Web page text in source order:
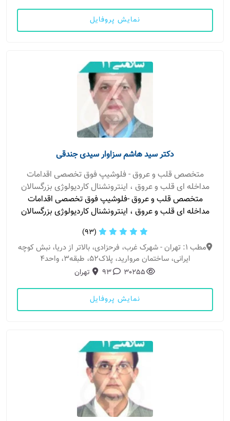
نمایش پروفایل
دکتر سید هاشم سزاوار سیدی جندقی
متخصص قلب و عروق - فلوشیپ فوق تخصصی اقدامات
مداخله ای قلب و عروق ، اینترونشنال کاردیولوژی بزرگسالان
متخصص قلب و عروق -فلوشیپ فوق تخصصی اقدامات
مداخله ای قلب و عروق ، اینترونشنال کاردیولوژی بزرگسالان
(93)
مطب 1: تهران - شهرک غرب، فرحزادی، بالاتر از دریا، نبش کوچه
ایرانی، ساختمان مروارید، پلاک52، طبقه3، واحد4
30255
93 تهران
نمایش پروفایل